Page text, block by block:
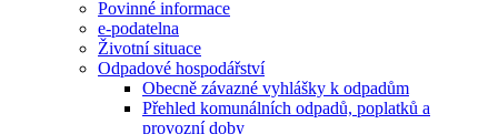
Povinné informace
e-podatelna
Životní situace
Odpadové hospodářství
Obecně závazné vyhlášky k odpadům
Přehled komunálních odpadů, poplatků a
provozní doby